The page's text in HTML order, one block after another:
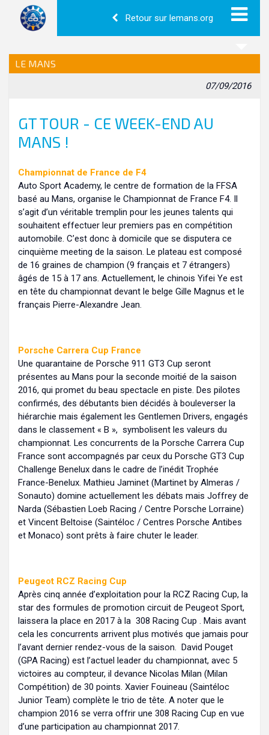
Retour sur lemans.org
LE MANS
07/09/2016
GT TOUR - CE WEEK-END AU
MANS !
Championnat de France de F4
Auto Sport Academy, le centre de formation de la FFSA
basé au Mans, organise le Championnat de France F4. Il
s’agit d’un véritable tremplin pour les jeunes talents qui
souhaitent effectuer leur premiers pas en compétition
automobile. C’est donc à domicile que se disputera ce
cinquième meeting de la saison. Le plateau est composé
de 16 graines de champion (9 français et 7 étrangers)
âgés de 15 à 17 ans. Actuellement, le chinois Yifei Ye est
en tête du championnat devant le belge Gille Magnus et le
français Pierre-Alexandre Jean.
Porsche Carrera Cup France
Une quarantaine de Porsche 911 GT3 Cup seront
présentes au Mans pour la seconde moitié de la saison
2016, qui promet du beau spectacle en piste. Des pilotes
confirmés, des débutants bien décidés à bouleverser la
hiérarchie mais également les Gentlemen Drivers, engagés
dans le classement « B », symbolisent les valeurs du
championnat. Les concurrents de la Porsche Carrera Cup
France sont accompagnés par ceux du Porsche GT3 Cup
Challenge Benelux dans le cadre de l’inédit Trophée
France-Benelux. Mathieu Jaminet (Martinet by Almeras /
Sonauto) domine actuellement les débats mais Joffrey de
Narda (Sébastien Loeb Racing / Centre Porsche Lorraine)
et Vincent Beltoise (Saintéloc / Centres Porsche Antibes
et Monaco) sont prêts à faire chuter le leader.
Peugeot RCZ Racing Cup
Après cinq année d’exploitation pour la RCZ Racing Cup, la
star des formules de promotion circuit de Peugeot Sport,
laissera la place en 2017 à la 308 Racing Cup . Mais avant
cela les concurrents arrivent plus motivés que jamais pour
l’avant dernier rendez-vous de la saison. David Pouget
(GPA Racing) est l’actuel leader du championnat, avec 5
victoires au compteur, il devance Nicolas Milan (Milan
Compétition) de 30 points. Xavier Fouineau (Saintéloc
Junior Team) complète le trio de tête. A noter que le
champion 2016 se verra offrir une 308 Racing Cup en vue
d’une participation au championnat 2017.